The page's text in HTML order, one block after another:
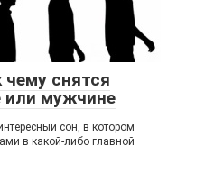
снятся
мужчине
сон, в котором
в какой-либо главной